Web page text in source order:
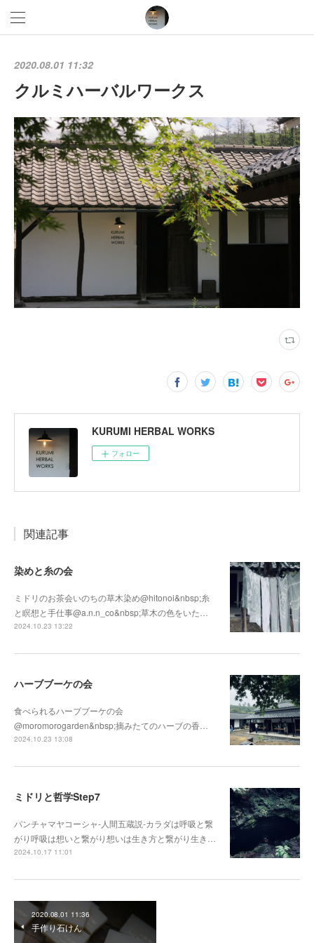
2020.08.01 11:32
クルミハーバルワークス
KURUMI HERBAL WORKS
フォロー
関連記事
染めと糸の会
ミドリのお茶会いのちの草木染め@hitonoi&nbsp;糸
と瞑想と手仕事@a.n.n_co&nbsp;草木の色をいた…
2024.10.23 13:22
ハーブブーケの会
食べられるハーブブーケの会
@moromorogarden&nbsp;摘みたてのハーブの香…
2024.10.23 13:08
ミドリと哲学Step7
パンチャマヤコーシャ-人間五蔵説-カラダは呼吸と繋
がり呼吸は想いと繋がり想いは生き方と繋がり生き…
2024.10.17 11:01
2020.08.01 11:36
手作り石けん